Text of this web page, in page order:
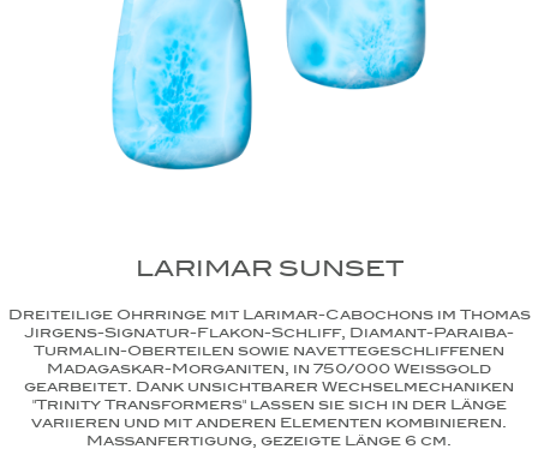
LARIMAR SUNSET
Dreiteilige Ohrringe mit Larimar-Cabochons im Thomas
Jirgens-Signatur-Flakon-Schliff, Diamant-Paraiba-
Turmalin-Oberteilen sowie navettegeschliffenen
Madagaskar-Morganiten, in 750/000 Weißgold
gearbeitet. Dank unsichtbarer Wechselmechaniken
"Trinity Transformers" lassen sie sich in der Länge
variieren und mit anderen Elementen kombinieren.
Maßanfertigung, gezeigte Länge 6 cm.